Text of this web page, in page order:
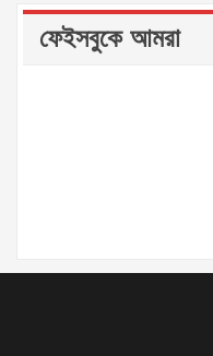
ফেইসবুকে আমরা